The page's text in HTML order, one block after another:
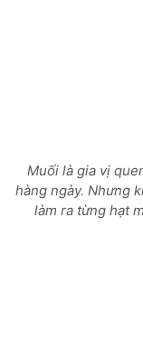
Muối là gia vị
hàng ngày. Nhưng
làm ra từng hạt